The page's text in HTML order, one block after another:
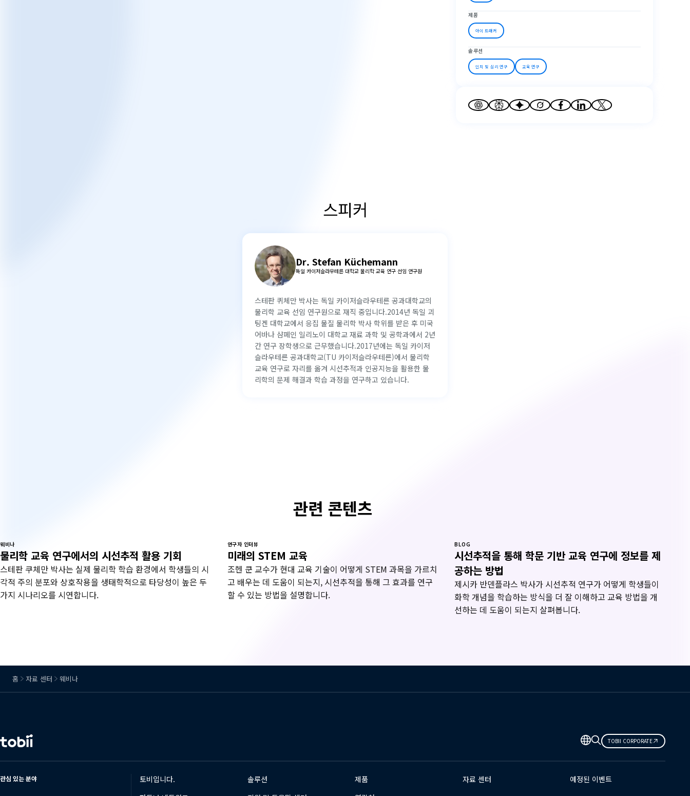
제품
아이 트래커
솔루션
인지 및 심리 연구 교육 연구
스피커
Dr. Stefan Küchemann
독일 카이저슬라우테른 대학교 물리학 교육 연구 선임 연구원
스테판 퀴체만 박사는 독일 카이저슬라우테른 공과대학교의
물리학 교육 선임 연구원으로 재직 중입니다.2014년 독일 괴
팅겐 대학교에서 응집 물질 물리학 박사 학위를 받은 후 미국
어바나 샴페인 일리노이 대학교 재료 과학 및 공학과에서 2년
간 연구 장학생으로 근무했습니다.2017년에는 독일 카이저
슬라우테른 공과대학교(TU 카이저슬라우테른)에서 물리학
교육 연구로 자리를 옮겨 시선추적과 인공지능을 활용한 물
리학의 문제 해결과 학습 과정을 연구하고 있습니다.
관련 콘텐츠
웨비나
물리학 교육 연구에서의 시선추적 활용 기회
스테판 쿠체만 박사는 실제 물리학 학습 환경에서 학생들의 시
각적 주의 분포와 상호작용을 생태학적으로 타당성이 높은 두
가지 시나리오를 시연합니다.
연구자 인터뷰
미래의 STEM 교육
조헨 쿤 교수가 현대 교육 기술이 어떻게 STEM 과목을 가르치
고 배우는 데 도움이 되는지, 시선추적을 통해 그 효과를 연구
할 수 있는 방법을 설명합니다.
BLOG
시선추적을 통해 학문 기반 교육 연구에 정보를 제
공하는 방법
제시카 반덴플라스 박사가 시선추적 연구가 어떻게 학생들이
화학 개념을 학습하는 방식을 더 잘 이해하고 교육 방법을 개
선하는 데 도움이 되는지 살펴봅니다.
홈 자료 센터 웨비나
언
어
변
TOBII CORPORATE
관심 있는 분야 토비입니다. 솔루션 제품 자료 센터
예정된 이벤트